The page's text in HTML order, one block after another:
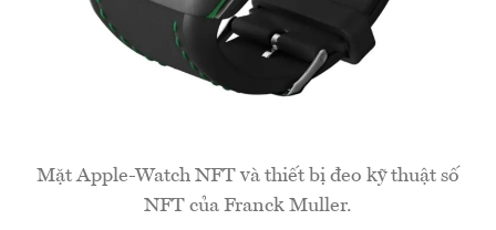
Mặt Apple-Watch NFT và thiết bị đeo kỹ thuật số
NFT của Franck Muller.